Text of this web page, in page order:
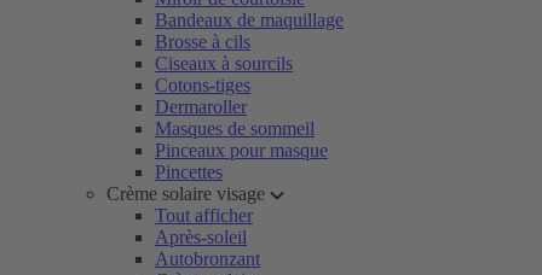
Bandeaux de maquillage
Brosse à cils
Ciseaux à sourcils
Cotons-tiges
Dermaroller
Masques de sommeil
Pinceaux pour masque
Pincettes
Crème solaire visage
Tout afficher
Après-soleil
Autobronzant